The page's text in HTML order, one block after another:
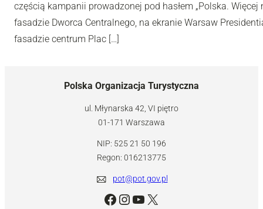
częścią kampanii prowadzonej pod hasłem „Polska.
fasadzie Dworca Centralnego, na ekranie Warsaw
fasadzie centrum Plac […]
Polska Organizacja Turystyczna
ul. Młynarska 42, VI piętro
01-171 Warszawa
NIP: 525 21 50 196
Regon: 016213775
pot@pot.gov.pl
Facebook Instagram YouTube X